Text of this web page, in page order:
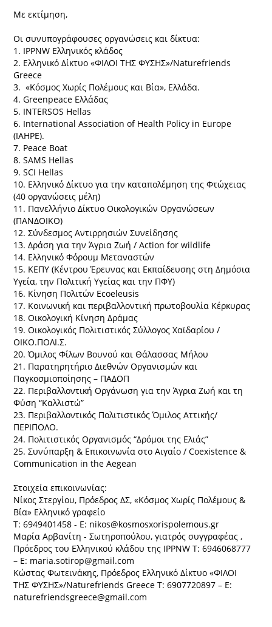
Με εκτίμηση,
Οι συνυπογράφουσες οργανώσεις και δίκτυα:
1. IPPNW Ελληνικός κλάδος
2. Ελληνικό Δίκτυο «ΦΙΛΟΙ ΤΗΣ ΦΥΣΗΣ»/Naturefriends
Greece
3. «Κόσμος Χωρίς Πολέμους και Βία», Ελλάδα.
4. Greenpeace Ελλάδας
5. INTERSOS Hellas
6. International Association of Health Policy in Europe
(IAHPE).
7. Peace Boat
8. SAMS Hellas
9. SCI Hellas
10. Ελληνικό Δίκτυο για την καταπολέμηση της Φτώχειας
(40 οργανώσεις μέλη)
11. Πανελλήνιο Δίκτυο Οικολογικών Οργανώσεων
(ΠΑΝΔΟΙΚΟ)
12. Σύνδεσμος Αντιρρησιών Συνείδησης
13. Δράση για την Άγρια Ζωή / Action for wildlife
14. Ελληνικό Φόρουμ Μεταναστών
15. ΚΕΠΥ (Κέντρου Έρευνας και Εκπαίδευσης στη Δημόσια
Υγεία, την Πολιτική Υγείας και την ΠΦΥ)
16. Κίνηση Πολιτών Ecoeleusis
17. Κοινωνική και περιβαλλοντική πρωτοβουλία Κέρκυρας
18. Oικολογική Kίνηση Δράμας
19. Οικολογικός Πολιτιστικός Σύλλογος Χαϊδαρίου /
ΟΙΚΟ.ΠΟΛΙ.Σ.
20. Όμιλος Φίλων Βουνού και Θάλασσας Μήλου
21. Παρατηρητήριο Διεθνών Οργανισμών και
Παγκοσμιοποίησης – ΠΑΔΟΠ
22. Περιβαλλοντική Οργάνωση για την Άγρια Ζωή και τη
Φύση “Καλλιστώ”
23. Περιβαλλοντικός Πολιτιστικός Όμιλος Αττικής/
ΠΕΡΙΠΟΛΟ.
24. Πολιτιστικός Οργανισμός “Δρόμοι της Ελιάς”
25. Συνύπαρξη & Επικοινωνία στο Αιγαίο / Coexistence &
Communication in the Aegean
Στοιχεία επικοινωνίας:
Νίκος Στεργίου, Πρόεδρος ΔΣ, «Κόσμος Χωρίς Πολέμους &
Βία» Ελληνικό γραφείο
Τ: 6949401458 - Ε: nikos@kosmosxorispolemous.gr
Μαρία Αρβανίτη - Σωτηροπούλου, γιατρός συγγραφέας ,
Πρόεδρος του Ελληνικού κλάδου της IPPNW T: 6946068777
– E: maria.sotirop@gmail.com
Κώστας Φωτεινάκης, Πρόεδρος Ελληνικό Δίκτυο «ΦΙΛΟΙ
ΤΗΣ ΦΥΣΗΣ»/Naturefriends Greece T: 6907720897 – E:
naturefriendsgreece@gmail.com